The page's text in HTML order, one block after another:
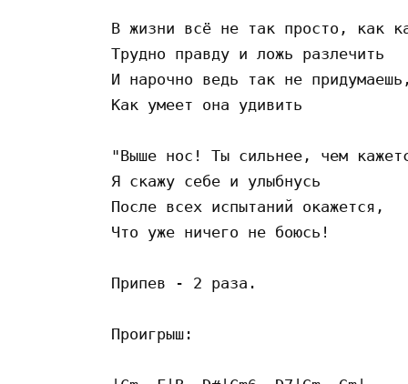
В жизни всё не так просто, как
Трудно правду и ложь разлечить
И нарочно ведь так не придумаешь,
Как умеет она удивить
"Выше нос! Ты сильнее, чем
Я скажу себе и улыбнусь
После всех испытаний окажется,
Что уже ничего не боюсь!
Припев - 2 раза.
Проигрыш: